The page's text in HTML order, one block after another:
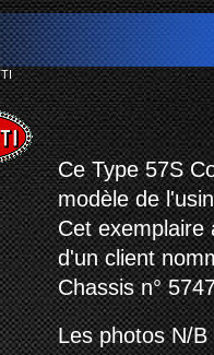
Ce Type 57S
modèle de
Cet exemplaire
d'un client
Chassis n°
Les photos N/